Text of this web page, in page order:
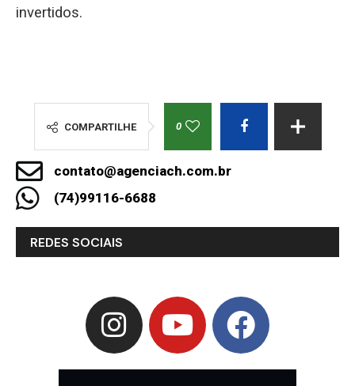
invertidos.
COMPARTILHE 0
contato@agenciach.com.br
(74)99116-6688
REDES SOCIAIS